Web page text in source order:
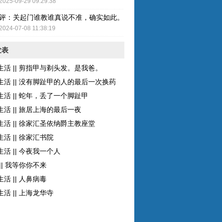
：关起门谁教谁真说不准，确实如此。而且现在的女性比较独立了，
07-08 11:38:19
表
活 || 剪指甲与剃头发。是我爸。
活 || 没有脚趾甲的人的最后一次换药
活 || 蛇年，丢了一个脚趾甲
活 || 旅居上海的最后一夜
活 || 徐家汇圣依纳爵主教座堂
活 || 徐家汇书院
活 || 今夜我一个人
我等你你不来
活 || 人鼻病毒
活 || 上海龙华寺